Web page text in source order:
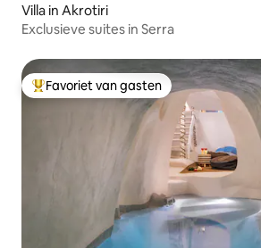
Villa in Akrotiri
Exclusieve suites in Serra
Topfavoriet van gasten
Favoriet van gasten